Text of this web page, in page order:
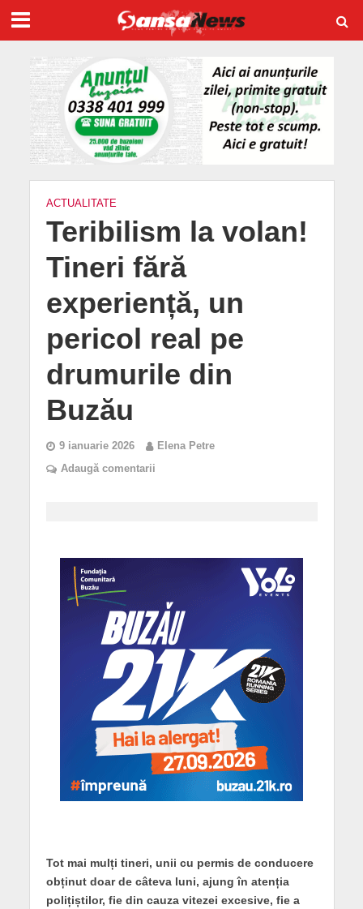
ACTUALITATE
Teribilism la volan!
Tineri fără
experiență, un
pericol real pe
drumurile din
Buzău
9 ianuarie 2026
Elena Petre
Adaugă comentarii
Tot mai mulți tineri, unii cu permis de conducere
obținut doar de câteva luni, ajung în atenția
polițiștilor, fie din cauza vitezei excesive, fie a